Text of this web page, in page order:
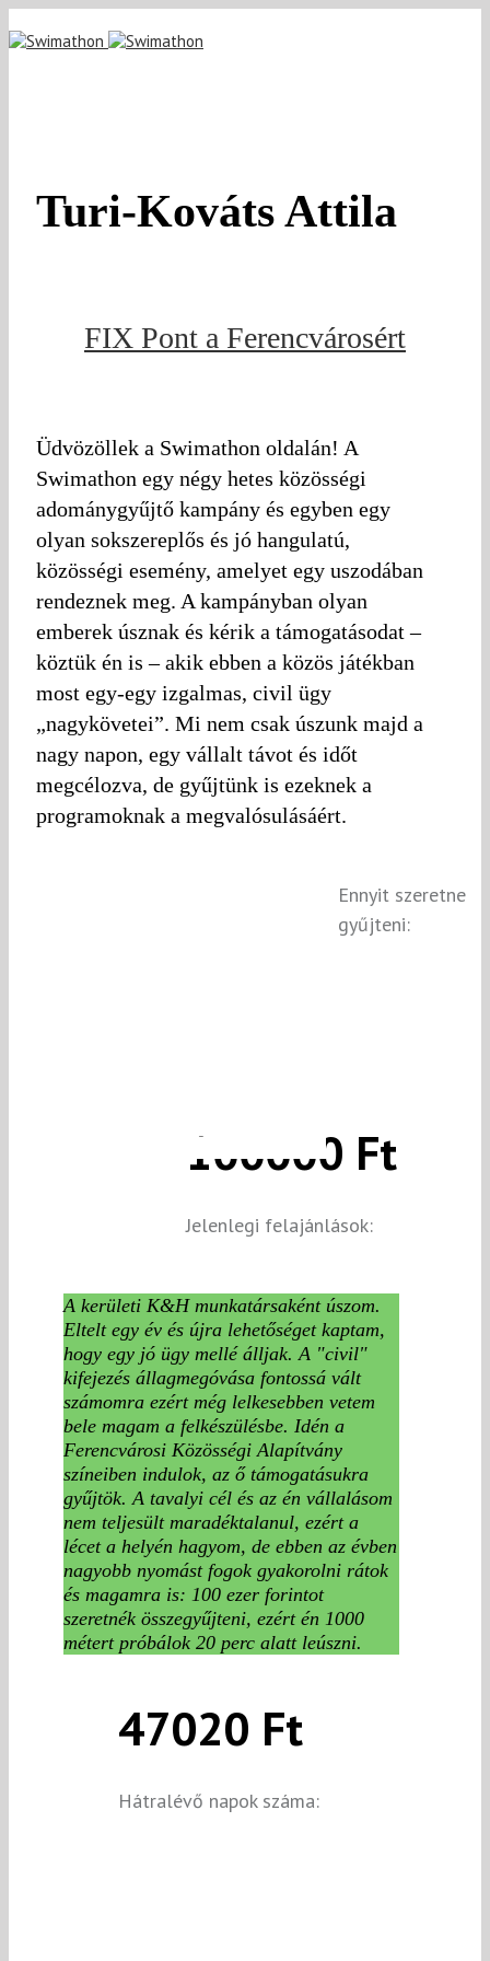
Turi-Kováts Attila
FIX Pont a Ferencvárosért
Üdvözöllek a Swimathon oldalán! A
Swimathon egy négy hetes közösségi
adománygyűjtő kampány és egyben egy
olyan sokszereplős és jó hangulatú,
közösségi esemény, amelyet egy uszodában
rendeznek meg. A kampányban olyan
emberek úsznak és kérik a támogatásodat –
köztük én is – akik ebben a közös játékban
most egy-egy izgalmas, civil ügy
„nagykövetei”. Mi nem csak úszunk majd a
nagy napon, egy vállalt távot és időt
megcélozva, de gyűjtünk is ezeknek a
programoknak a megvalósulásáért.
A kerületi K&H munkatársaként úszom.
Eltelt egy év és újra lehetőséget kaptam,
hogy egy jó ügy mellé álljak. A "civil"
kifejezés állagmegóvása fontossá vált
számomra ezért még lelkesebben vetem
bele magam a felkészülésbe. Idén a
Ferencvárosi Közösségi Alapítvány
színeiben indulok, az ő támogatásukra
gyűjtök. A tavalyi cél és az én vállalásom
nem teljesült maradéktalanul, ezért a
lécet a helyén hagyom, de ebben az évben
nagyobb nyomást fogok gyakorolni rátok
és magamra is: 100 ezer forintot
szeretnék összegyűjteni, ezért én 1000
métert próbálok 20 perc alatt leúszni.
Ennyit szeretne
gyűjteni:
100000 Ft
Jelenlegi felajánlások:
47020 Ft
Hátralévő napok száma: